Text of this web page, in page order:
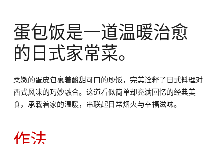
蛋包饭是一道温暖治愈
的日式家常菜。
柔嫩的蛋皮包裹着酸甜可口的炒饭，完美诠释了日式料理对
西式风味的巧妙融合。这道看似简单却充满回忆的经典美
食，承载着家的温暖，串联起日常烟火与幸福滋味。
作法